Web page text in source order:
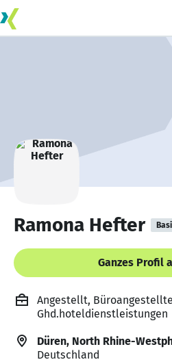
Ramona Hefter
Ganzes Profil
Angestellt,
Ghd.hoteldienstleistungen
Düren, North Rhine-
Deutschland